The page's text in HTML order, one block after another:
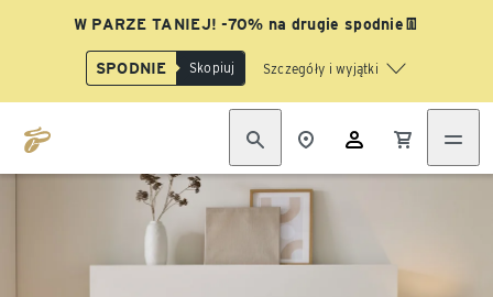
W PARZE TANIEJ! -70% na drugie spodnie👖
SPODNIE Skopiuj Szczegóły i wyjątki